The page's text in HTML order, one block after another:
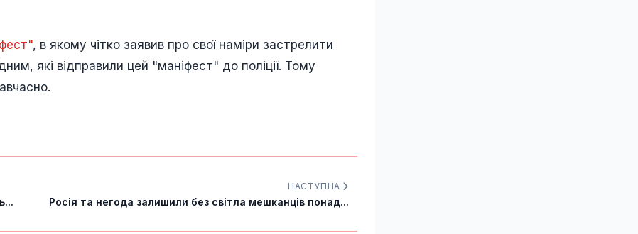
, в якому чітко заявив про свої наміри застрелити
які відправили цей "маніфест" до поліції. Тому
НАСТУПНА
Росія та негода залишили без світла мешканців понад...